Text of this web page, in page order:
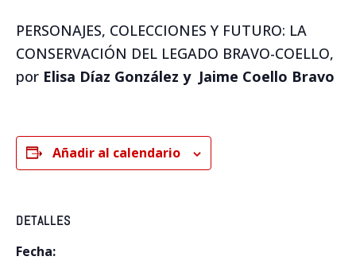
PERSONAJES, COLECCIONES Y FUTURO: LA
CONSERVACIÓN DEL LEGADO BRAVO-COELLO,
por Elisa Díaz González y Jaime Coello Bravo
Añadir al calendario
DETALLES
Fecha: